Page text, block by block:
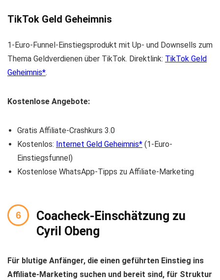
TikTok Geld Geheimnis
1-Euro-Funnel-Einstiegsprodukt mit Up- und Downsells zum
Thema Geldverdienen über TikTok. Direktlink: TikTok Geld
Geheimnis .
Kostenlose Angebote:
Gratis Affiliate-Crashkurs 3.0
Kostenlos: Internet Geld Geheimnis
(1-Euro-
Einstiegsfunnel)
Kostenlose WhatsApp-Tipps zu Affiliate-Marketing
Coacheck-Einschätzung zu
Cyril Obeng
Für blutige Anfänger, die einen geführten Einstieg ins
Affiliate-Marketing suchen und bereit sind, für Struktur